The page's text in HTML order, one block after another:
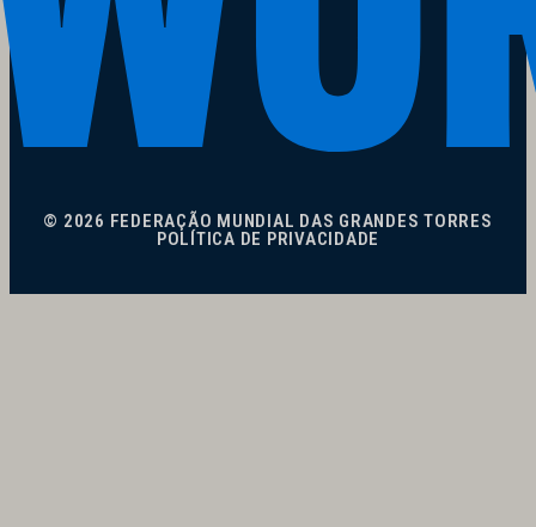
© 2026 FEDERAÇÃO MUNDIAL DAS GRANDES TORRES
POLÍTICA DE PRIVACIDADE